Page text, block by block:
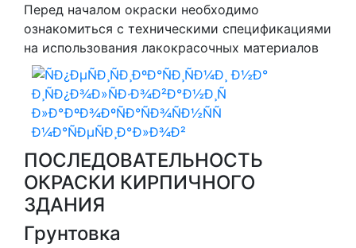
Перед началом окраски необходимо
ознакомиться с техническими спецификациями
на использования лакокрасочных материалов
ПОСЛЕДОВАТЕЛЬНОСТЬ
ОКРАСКИ КИРПИЧНОГО
ЗДАНИЯ
Грунтовка